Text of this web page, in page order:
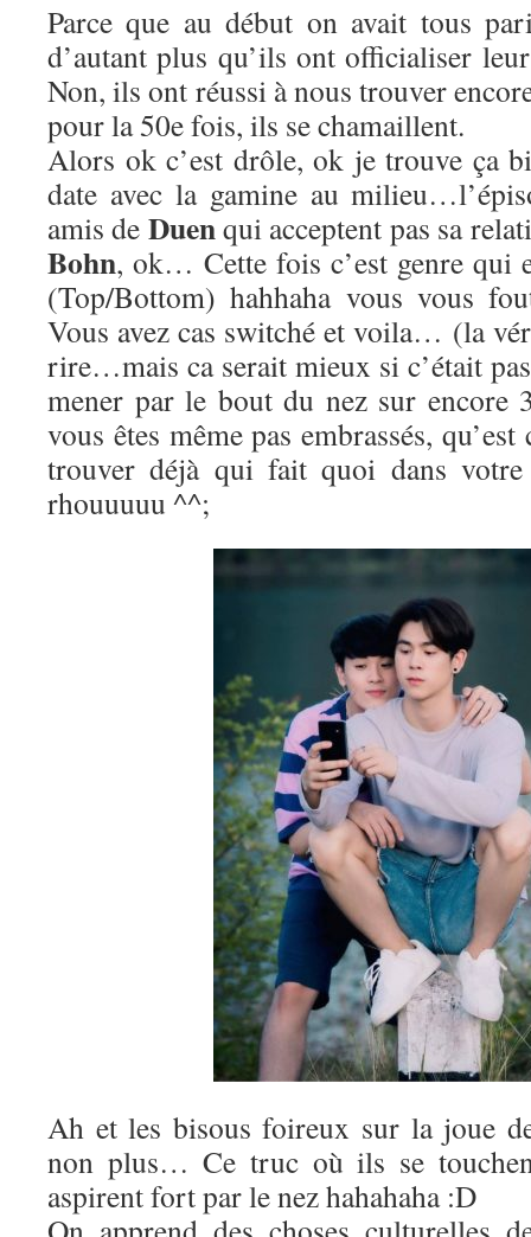
Parce que au début on avait tous
d’autant plus qu’ils ont officialiser
Non, ils ont réussi à nous trouver
pour la 50e fois, ils se chamaillent.
Alors ok c’est drôle, ok je trouve ça
date avec la gamine au
amis de Duenqui acceptent pas sa
Bohn, ok… Cette fois c’est genre qui
(Top/Bottom) hahhaha vous vous
Vous avez cas switché et voila… (la
rire…mais ca serait mieux si c’était
mener par le bout du nez sur encore
vous êtes même pas embrassés,
trouver déjà qui fait quoi dans
rhouuuuu ^^;
Ah et les bisous foireux sur la joue
non plus… Ce truc où ils se
aspirent fort par le nez hahahaha :D